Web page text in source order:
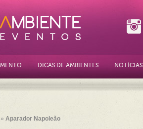
DICAS DE AMBIENTES NOTÍCIAS
» Aparador Napoleão